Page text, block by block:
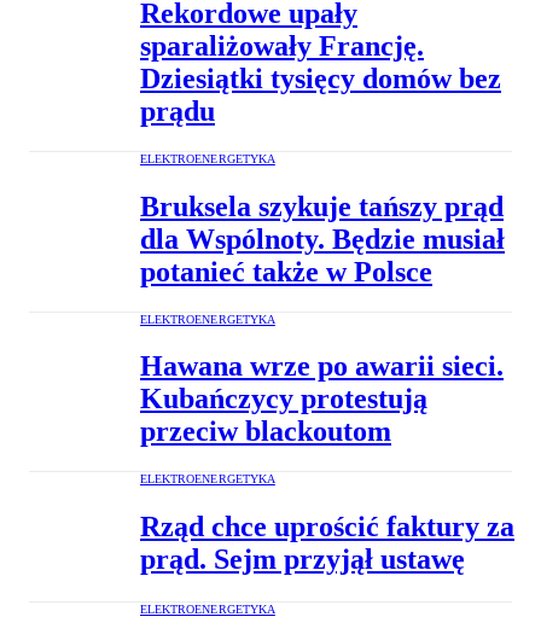
Rekordowe upały
sparaliżowały Francję.
Dziesiątki tysięcy domów bez
prądu
ELEKTROENERGETYKA
Bruksela szykuje tańszy prąd
dla Wspólnoty. Będzie musiał
potanieć także w Polsce
ELEKTROENERGETYKA
Hawana wrze po awarii sieci.
Kubańczycy protestują
przeciw blackoutom
ELEKTROENERGETYKA
Rząd chce uprościć faktury za
prąd. Sejm przyjął ustawę
ELEKTROENERGETYKA